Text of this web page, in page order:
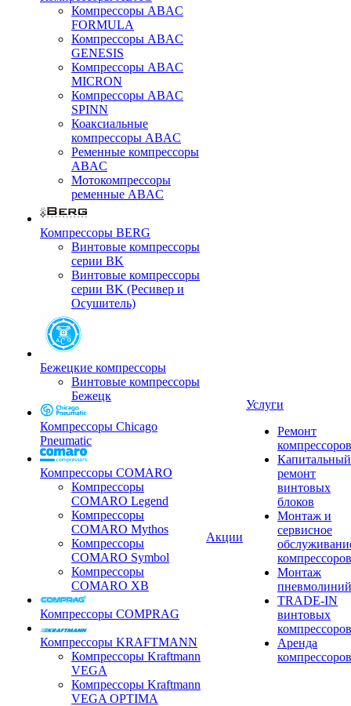
Компрессоры ABAC
FORMULA
Компрессоры ABAC
GENESIS
Компрессоры ABAC
MICRON
Компрессоры ABAC
SPINN
Коаксиальные
компрессоры ABAC
Ременные компрессоры
ABAC
Мотокомпрессоры
ременные ABAC
Компрессоры BERG
Винтовые компрессоры
серии BK
Винтовые компрессоры
серии BK (Ресивер и
Осушитель)
Бежецкие компрессоры
Винтовые компрессоры
Бежецк
Компрессоры Chicago
Pneumatic
Компрессоры COMARO
Компрессоры
COMARO Legend
Компрессоры
COMARO Mythos
Компрессоры
COMARO Symbol
Компрессоры
COMARO XB
Компрессоры COMPRAG
Компрессоры KRAFTMANN
Компрессоры Kraftmann
VEGA
Компрессоры Kraftmann
VEGA OPTIMA
Акции
Услуги
Ремонт
компрессоров
Капитальный
ремонт
винтовых
блоков
Монтаж и
сервисное
компрессоров
Монтаж
пневмолиний
TRADE-IN
винтовых
компрессоров
Аренда
компрессоров